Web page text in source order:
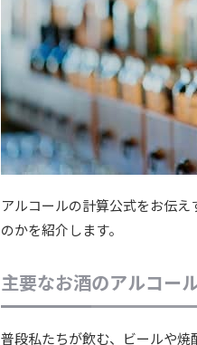
アルコールの計算公式をお伝
のかを紹介します。
主要なお酒のアルコー
普段私たちが飲む、ビールや